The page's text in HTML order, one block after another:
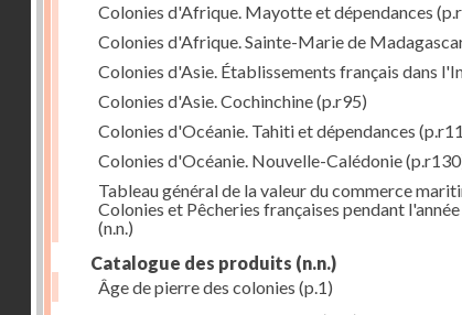
Colonies d'Afrique. Mayotte et dépendances
Colonies d'Afrique. Sainte-Marie de
Colonies d'Asie. Établissements français dans
Colonies d'Asie. Cochinchine(p.r95)
Colonies d'Océanie. Tahiti et dépendances
Colonies d'Océanie. Nouvelle-Calédonie
Tableau général de la valeur du commerce
Colonies et Pêcheries françaises pendant
(n.n.)
Catalogue des produits (n.n.)
Âge de pierre des colonies (p.1)